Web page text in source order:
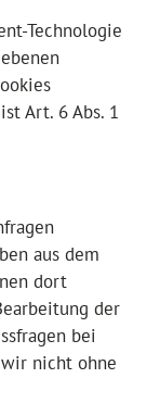
Technologie
Art. 6 Abs. 1
aus dem
dort
der
bei
nicht ohne